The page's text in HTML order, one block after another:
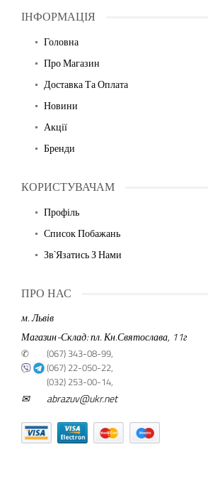
ІНФОРМАЦІЯ
Головна
Про Магазин
Доставка Та Оплата
Новини
Акції
Бренди
КОРИСТУВАЧАМ
Профіль
Список Побажань
Зв`язатись З Нами
ПРО НАС
м. Львів
Магазин-Склад: пл. Кн.Святослава, 11г
✆
(067) 343-08-99,
(067) 22-050-22,
(032) 253-00-14,
✉ abrazuv@ukr.net